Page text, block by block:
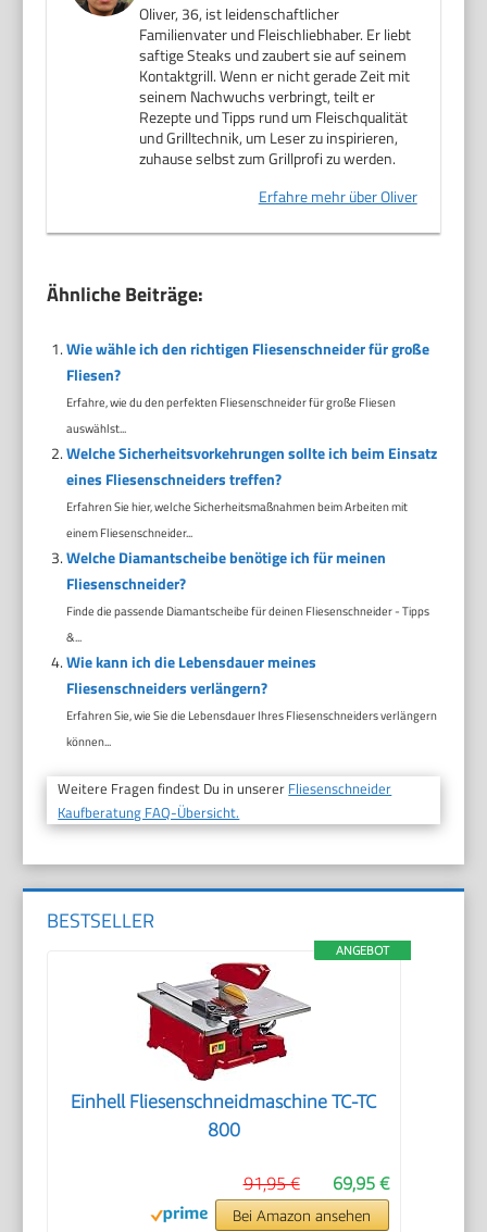
Oliver, 36, ist leidenschaftlicher
Familienvater und Fleischliebhaber. Er liebt
saftige Steaks und zaubert sie auf seinem
Kontaktgrill. Wenn er nicht gerade Zeit mit
seinem Nachwuchs verbringt, teilt er
Rezepte und Tipps rund um Fleischqualität
und Grilltechnik, um Leser zu inspirieren,
zuhause selbst zum Grillprofi zu werden.
Erfahre mehr über Oliver
Ähnliche Beiträge:
Wie wähle ich den richtigen Fliesenschneider für große
Fliesen?
Erfahre, wie du den perfekten Fliesenschneider für große Fliesen
auswählst...
Welche Sicherheitsvorkehrungen sollte ich beim Einsatz
eines Fliesenschneiders treffen?
Erfahren Sie hier, welche Sicherheitsmaßnahmen beim Arbeiten mit
einem Fliesenschneider...
Welche Diamantscheibe benötige ich für meinen
Fliesenschneider?
Finde die passende Diamantscheibe für deinen Fliesenschneider - Tipps
&...
Wie kann ich die Lebensdauer meines
Fliesenschneiders verlängern?
Erfahren Sie, wie Sie die Lebensdauer Ihres Fliesenschneiders verlängern
können...
Weitere Fragen findest Du in unserer Fliesenschneider
Kaufberatung FAQ-Übersicht.
BESTSELLER
ANGEBOT
Einhell Fliesenschneidmaschine TC-TC
800
69,95 €
91,95 €
Bei Amazon ansehen